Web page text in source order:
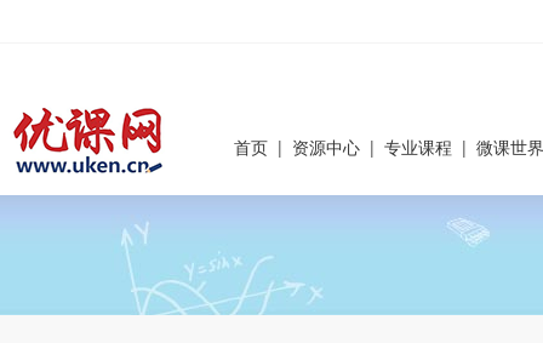
首页 | 资源中心 | 专业课程 | 微课世界